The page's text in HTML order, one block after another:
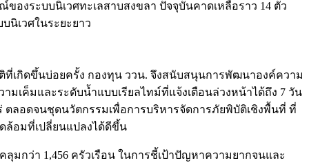
งระบบนิเวศทะเลสาบสงขลา ปัจจุบันคาดเหลือราว 14 ตัว
นิเวศในระยะยาว
เกิดขึ้นบ่อยครั้ง กองทุน ววน. จึงสนับสนุนการพัฒนาองค์ความ
เค็มและระดับน้ำแบบเรียลไทม์ที่แจ้งเตือนล่วงหน้าได้ถึง 7 วัน
ลอดจนชุดนวัตกรรมเพื่อการบริหารจัดการภัยพิบัติเชิงพื้นที่ ที่
ล้อมที่เปลี่ยนแปลงได้ดีขึ้น
กว่า 1,456 ครัวเรือน ในการชี้เป้าปัญหาความยากจนและ